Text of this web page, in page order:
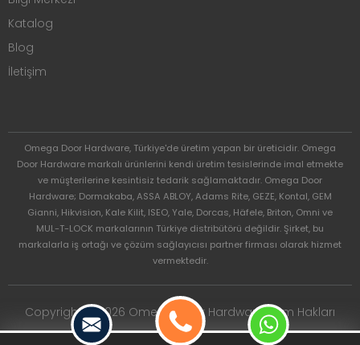
Katalog
Blog
İletişim
Omega Door Hardware, Türkiye'de üretim yapan bir üreticidir. Omega
Door Hardware markalı ürünlerini kendi üretim tesislerinde imal etmekte
ve müşterilerine kesintisiz tedarik sağlamaktadır. Omega Door
Hardware; Dormakaba, ASSA ABLOY, Adams Rite, GEZE, Kontal, GEM
Gianni, Hikvision, Kale Kilit, ISEO, Yale, Dorcas, Häfele, Briton, Omni ve
MUL-T-LOCK markalarının Türkiye distribütörü değildir. Şirket, bu
markalarla iş ortağı ve çözüm sağlayıcısı partner firması olarak hizmet
vermektedir.
Copyright © 2026 Omega Door Hardware. Tüm Hakları
Saklıdır.